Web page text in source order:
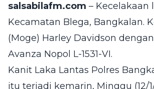
salsabilafm.com – Kecelakaan
Kecamatan Blega, Bangkalan.
(Moge) Harley Davidson
Avanza Nopol L-1531-VI.
Kanit Laka Lantas Polres
itu terjadi kemarin, Minggu (12/